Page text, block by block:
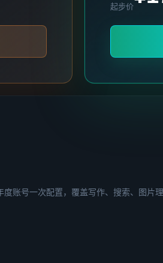
起步价
账号一次配置，覆盖写作、搜索、图片